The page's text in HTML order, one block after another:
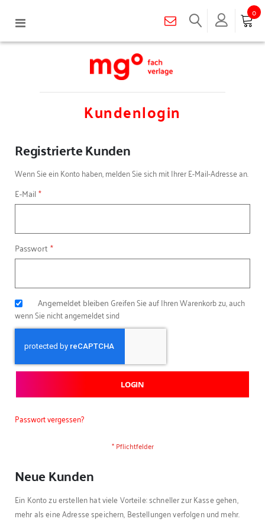
Navigation
0
Kundenlogin
Registrierte Kunden
Wenn Sie ein Konto haben, melden Sie sich mit Ihrer E-Mail-Adresse an.
E-Mail
Passwort
Angemeldet bleiben Greifen Sie auf Ihren Warenkorb zu, auch
wenn Sie nicht angemeldet sind
LOGIN
Passwort vergessen?
Neue Kunden
Ein Konto zu erstellen hat viele Vorteile: schneller zur Kasse gehen,
mehr als eine Adresse speichern, Bestellungen verfolgen und mehr.